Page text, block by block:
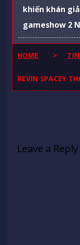
khiến khán
gameshow 2
HOME >
KEVIN SPACEY
Leave a Reply